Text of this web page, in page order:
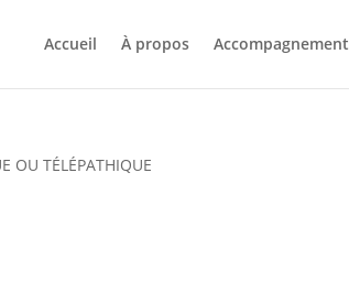
Accueil À propos Accompagnement
OU TÉLÉPATHIQUE